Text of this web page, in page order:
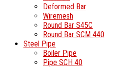
Deformed Bar
Wiremesh
Round Bar S45C
Round Bar SCM 440
Steel Pipe
Boiler Pipe
Pipe SCH 40